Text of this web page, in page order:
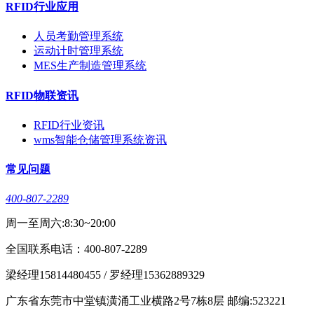
RFID行业应用
人员考勤管理系统
运动计时管理系统
MES生产制造管理系统
RFID物联资讯
RFID行业资讯
wms智能仓储管理系统资讯
常见问题
400-807-2289
周一至周六:8:30~20:00
全国联系电话：400-807-2289
梁经理15814480455 / 罗经理15362889329
广东省东莞市中堂镇潢涌工业横路2号7栋8层 邮编:523221